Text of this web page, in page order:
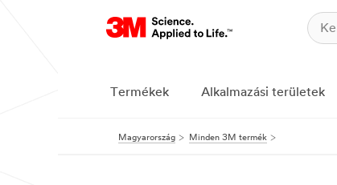
Termékek Alkalmazási területek
Magyarország Minden 3M termék